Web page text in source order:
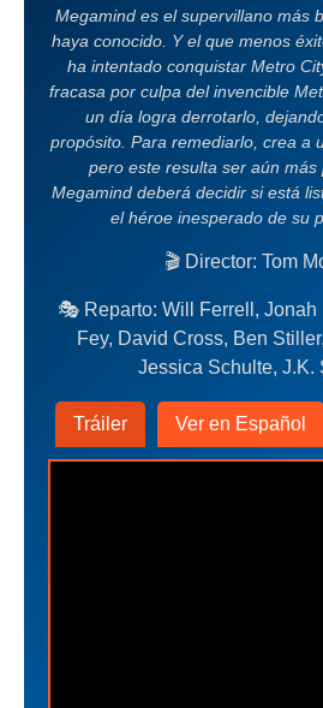
Megamind es el supervillano más
haya conocido. Y el que menos
ha intentado conquistar Metro
fracasa por culpa del invencible
un día logra derrotarlo,
propósito. Para remediarlo, crea a
pero este resulta ser aún más
Megamind deberá decidir si está
el héroe inesperado de su
🎬 Director: Tom
🎭 Reparto: Will Ferrell, Jonah
Fey, David Cross, Ben
Jessica Schulte, J.K.
Tráiler Ver en Español